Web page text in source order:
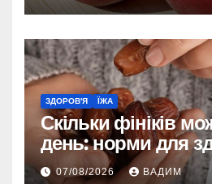
ЗДОРОВ'Я ЇЖА
Скільки фініків
день: норми для
енергії
07/08/2026 ВАДИМ